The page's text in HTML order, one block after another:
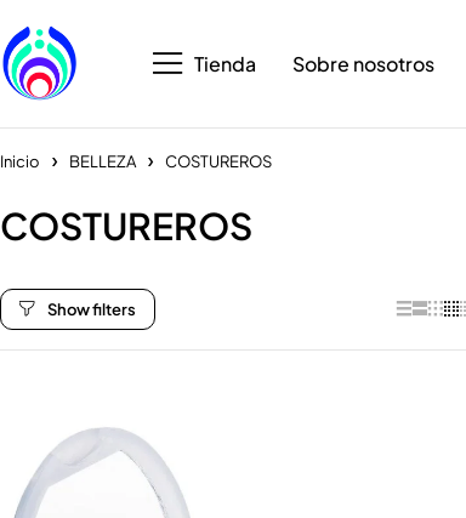
Tienda Sobre nosotros
Inicio BELLEZA COSTUREROS
COSTUREROS
All Categories
BELLEZA